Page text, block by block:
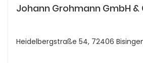
Johann Grohmann GmbH &
Heidelbergstraße 54, 72406